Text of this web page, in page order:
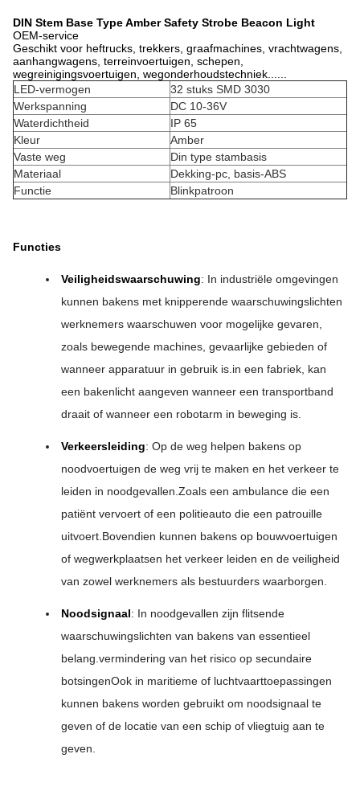
DIN Stem Base Type Amber Safety Strobe Beacon Light
OEM-service
Geschikt voor heftrucks, trekkers, graafmachines, vrachtwagens,
aanhangwagens, terreinvoertuigen, schepen,
wegreinigingsvoertuigen, wegonderhoudstechniek......
LED-vermogen
32 stuks SMD 3030
Werkspanning
DC 10-36V
Waterdichtheid
IP 65
Kleur
Amber
Vaste weg
Din type stambasis
Materiaal
Dekking-pc, basis-ABS
Functie
Blinkpatroon
Functies
Veiligheidswaarschuwing: In industriële omgevingen
kunnen bakens met knipperende waarschuwingslichten
werknemers waarschuwen voor mogelijke gevaren,
zoals bewegende machines, gevaarlijke gebieden of
wanneer apparatuur in gebruik is.in een fabriek, kan
een bakenlicht aangeven wanneer een transportband
draait of wanneer een robotarm in beweging is.
Verkeersleiding: Op de weg helpen bakens op
noodvoertuigen de weg vrij te maken en het verkeer te
leiden in noodgevallen.Zoals een ambulance die een
patiënt vervoert of een politieauto die een patrouille
uitvoert.Bovendien kunnen bakens op bouwvoertuigen
of wegwerkplaatsen het verkeer leiden en de veiligheid
van zowel werknemers als bestuurders waarborgen.
Noodsignaal: In noodgevallen zijn flitsende
waarschuwingslichten van bakens van essentieel
belang.vermindering van het risico op secundaire
botsingenOok in maritieme of luchtvaarttoepassingen
kunnen bakens worden gebruikt om noodsignaal te
geven of de locatie van een schip of vliegtuig aan te
geven.